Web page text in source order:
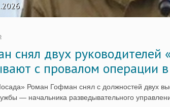
снял двух руководителей
с провалом операции
Роман Гофман снял с должностей двух
— начальника разведывательного